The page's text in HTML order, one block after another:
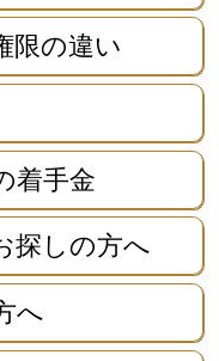
限の違い
着手金
探しの方へ
へ